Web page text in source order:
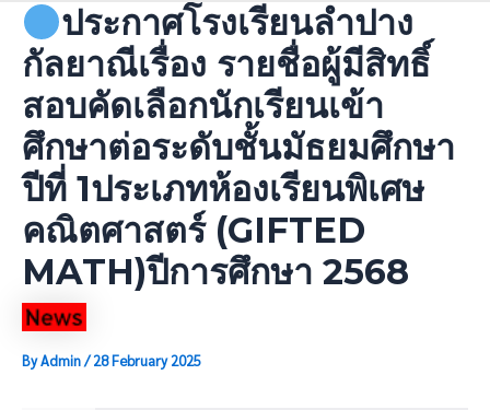
ประกาศโรงเรียนลำปาง
กัลยาณีเรื่อง รายชื่อผู้มีสิทธิ์
สอบคัดเลือกนักเรียนเข้า
ศึกษาต่อระดับชั้นมัธยมศึกษา
ปีที่ 1ประเภทห้องเรียนพิเศษ
คณิตศาสตร์ (GIFTED
MATH)ปีการศึกษา 2568
ByAdmin/28 February 2025